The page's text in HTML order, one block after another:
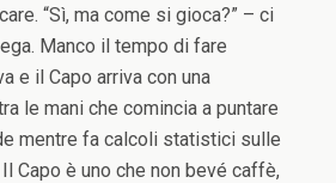
“Sì, ma come si gioca?” – ci
Manco il tempo di fare
e il Capo arriva con una
le mani che comincia a puntare
mentre fa calcoli statistici sulle
Capo è uno che non bevé caffè,